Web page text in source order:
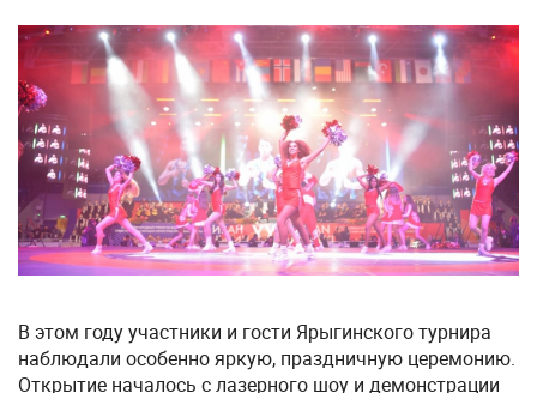
В этом году участники и гости Ярыгинского турнира
наблюдали особенно яркую, праздничную церемонию.
Открытие началось с лазерного шоу и демонстрации